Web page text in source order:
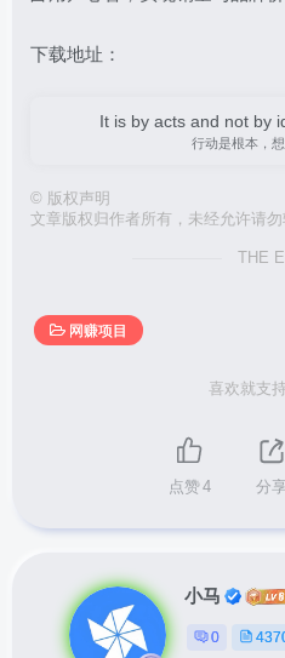
下载地址：
It is by acts and not by
行动是根本，
© 版权声明
文章版权归作者所有，未经允许请勿
THE
网赚项目
喜欢就支
点赞4 分享
小马
0